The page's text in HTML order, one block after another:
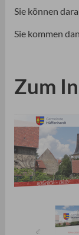
Sie können
Sie kommen
Zum